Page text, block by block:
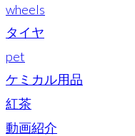
wheels
タイヤ
pet
ケミカル用品
紅茶
動画紹介